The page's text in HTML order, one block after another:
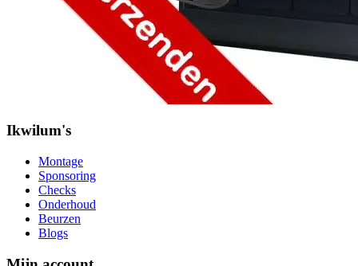
Ikwilum's
Montage
Sponsoring
Checks
Onderhoud
Beurzen
Blogs